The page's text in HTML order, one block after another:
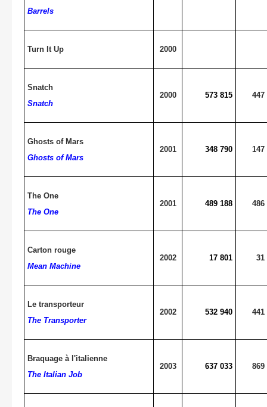
Barrels
Turn It Up 2000
Snatch
Snatch
2000 573 815 447
Ghosts of Mars
Ghosts of Mars
2001 348 790 147
The One
The One
2001 489 188 486
Carton rouge
Mean Machine
2002 17 801 31
Le transporteur
The Transporter
2002 532 940 441
Braquage à l'italienne
The Italian Job
2003 637 033 869